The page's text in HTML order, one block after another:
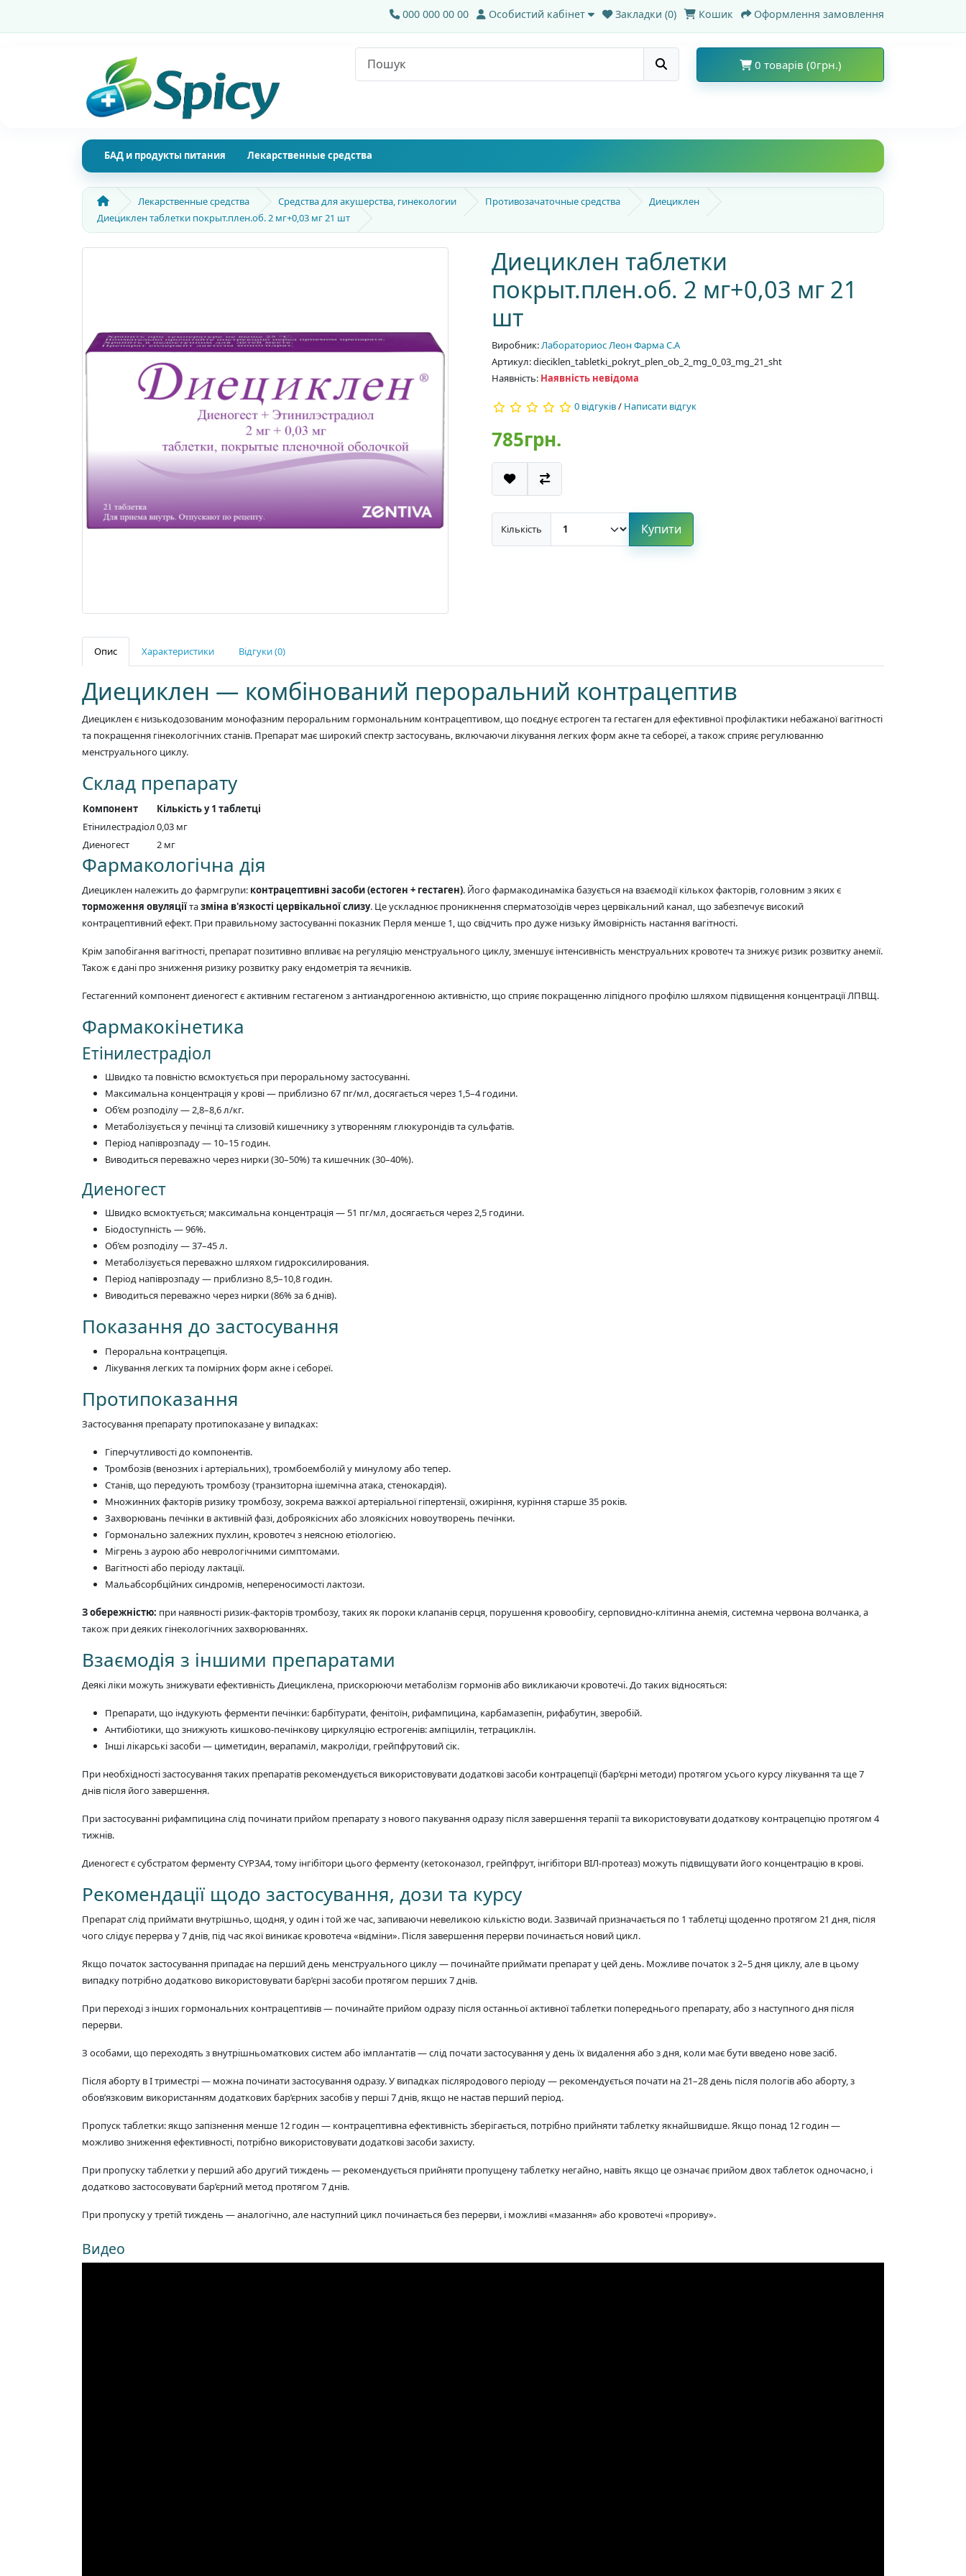
000 000 00 00 Особистий кабінет Закладки (0) Кошик Оформлення замовлення
0 товарів (0грн.)
БАД и продукты питания Лекарственные средства
Лекарственные средства Средства для акушерства, гинекологии Противозачаточные средства
Диециклен
Диециклен таблетки покрыт.плен.об. 2 мг+0,03 мг 21 шт
Диециклен таблетки
покрыт.плен.об. 2 мг+0,03 мг 21
шт
Виробник:Лабораториос Леон Фарма С.А
Артикул: dieciklen_tabletki_pokryt_plen_ob_2_mg_0_03_mg_21_sht
Наявність: Наявність невідома
0 відгуків/ Написати відгук
785грн.
Кількість Купити
Опис Характеристики Відгуки (0)
Диециклен — комбінований пероральний контрацептив
Диециклен є низькодозованим монофазним пероральним гормональним контрацептивом, що поєднує естроген та гестаген для ефективної профілактики небажаної вагітності
та покращення гінекологічних станів. Препарат має широкий спектр застосувань, включаючи лікування легких форм акне та себореї, а також сприяє регулюванню
менструального циклу.
Склад препарату
Компонент
Кількість у 1 таблетці
Етінилестрадіол0,03 мг
Диеногест
2 мг
Фармакологічна дія
Диециклен належить до фармгрупи: контрацептивні засоби (естоген + гестаген). Його фармакодинаміка базується на взаємодії кількох факторів, головним з яких є
торможення овуляціїтазміна в'язкості цервікальної слизу. Це ускладнює проникнення сперматозоїдів через цервікальний канал, що забезпечує високий
контрацептивний ефект. При правильному застосуванні показник Перля менше 1, що свідчить про дуже низьку ймовірність настання вагітності.
Крім запобігання вагітності, препарат позитивно впливає на регуляцію менструального циклу, зменшує інтенсивність менструальних кровотеч та знижує ризик розвитку анемії.
Також є дані про зниження ризику розвитку раку ендометрія та яєчників.
Гестагенний компонент диеногест є активним гестагеном з антиандрогенною активністю, що сприяє покращенню ліпідного профілю шляхом підвищення концентрації ЛПВЩ.
Фармакокінетика
Етінилестрадіол
Швидко та повністю всмоктується при пероральному застосуванні.
Максимальна концентрація у крові — приблизно 67 пг/мл, досягається через 1,5–4 години.
Об’єм розподілу — 2,8–8,6 л/кг.
Метаболізується у печінці та слизовій кишечнику з утворенням глюкуронідів та сульфатів.
Період напіврозпаду — 10–15 годин.
Виводиться переважно через нирки (30–50%) та кишечник (30–40%).
Диеногест
Швидко всмоктується; максимальна концентрація — 51 пг/мл, досягається через 2,5 години.
Біодоступність — 96%.
Об’єм розподілу — 37–45 л.
Метаболізується переважно шляхом гидроксилирования.
Період напіврозпаду — приблизно 8,5–10,8 годин.
Виводиться переважно через нирки (86% за 6 днів).
Показання до застосування
Пероральна контрацепція.
Лікування легких та помірних форм акне і себореї.
Протипоказання
Застосування препарату протипоказане у випадках:
Гіперчутливості до компонентів.
Тромбозів (венозних і артеріальних), тромбоемболій у минулому або тепер.
Станів, що передують тромбозу (транзиторна ішемічна атака, стенокардія).
Множинних факторів ризику тромбозу, зокрема важкої артеріальної гіпертензії, ожиріння, куріння старше 35 років.
Захворювань печінки в активній фазі, доброякісних або злоякісних новоутворень печінки.
Гормонально залежних пухлин, кровотеч з неясною етіологією.
Мігрень з аурою або неврологічними симптомами.
Вагітності або періоду лактації.
Мальабсорбційних синдромів, непереносимості лактози.
З обережністю: при наявності ризик-факторів тромбозу, таких як пороки клапанів серця, порушення кровообігу, серповидно-клітинна анемія, системна червона волчанка, а
також при деяких гінекологічних захворюваннях.
Взаємодія з іншими препаратами
Деякі ліки можуть знижувати ефективність Диециклена, прискорюючи метаболізм гормонів або викликаючи кровотечі. До таких відносяться:
Препарати, що індукують ферменти печінки: барбітурати, фенітоїн, рифампицина, карбамазепін, рифабутин, зверобій.
Антибіотики, що знижують кишково-печінкову циркуляцію естрогенів: ампіцилін, тетрациклін.
Інші лікарські засоби — циметидин, верапаміл, макроліди, грейпфрутовий сік.
При необхідності застосування таких препаратів рекомендується використовувати додаткові засоби контрацепції (бар’єрні методи) протягом усього курсу лікування та ще 7
днів після його завершення.
При застосуванні рифампицина слід починати прийом препарату з нового пакування одразу після завершення терапії та використовувати додаткову контрацепцію протягом 4
тижнів.
Диеногест є субстратом ферменту CYP3A4, тому інгібітори цього ферменту (кетоконазол, грейпфрут, інгібітори ВІЛ-протеаз) можуть підвищувати його концентрацію в крові.
Рекомендації щодо застосування, дози та курсу
Препарат слід приймати внутрішньо, щодня, у один і той же час, запиваючи невеликою кількістю води. Зазвичай призначається по 1 таблетці щоденно протягом 21 дня, після
чого слідує перерва у 7 днів, під час якої виникає кровотеча «відміни». Після завершення перерви починається новий цикл.
Якщо початок застосування припадає на перший день менструального циклу — починайте приймати препарат у цей день. Можливе початок з 2–5 дня циклу, але в цьому
випадку потрібно додатково використовувати бар’єрні засоби протягом перших 7 днів.
При переході з інших гормональних контрацептивів — починайте прийом одразу після останньої активної таблетки попереднього препарату, або з наступного дня після
перерви.
З особами, що переходять з внутрішньоматкових систем або імплантатів — слід почати застосування у день їх видалення або з дня, коли має бути введено нове засіб.
Після аборту в I триместрі — можна починати застосування одразу. У випадках післяродового періоду — рекомендується почати на 21–28 день після пологів або аборту, з
обов’язковим використанням додаткових бар’єрних засобів у перші 7 днів, якщо не настав перший період.
Пропуск таблетки: якщо запізнення менше 12 годин — контрацептивна ефективність зберігається, потрібно прийняти таблетку якнайшвидше. Якщо понад 12 годин —
можливо зниження ефективності, потрібно використовувати додаткові засоби захисту.
При пропуску таблетки у перший або другий тиждень — рекомендується прийняти пропущену таблетку негайно, навіть якщо це означає прийом двох таблеток одночасно, і
додатково застосовувати бар’єрний метод протягом 7 днів.
При пропуску у третій тиждень — аналогічно, але наступний цикл починається без перерви, і можливі «мазання» або кровотечі «прориву».
Видео